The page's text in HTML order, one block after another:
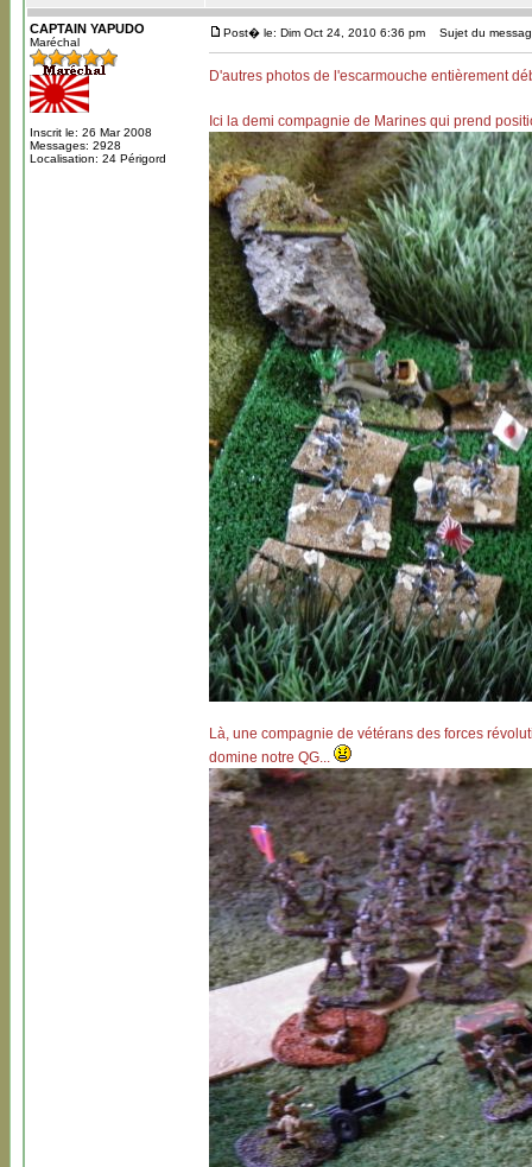
CAPTAIN YAPUDO
Maréchal
Inscrit le: 26 Mar 2008
Messages: 2928
Localisation: 24 Périgord
Post� le: Dim Oct 24, 2010 6:36 pm Sujet du
D'autres photos de l'escarmouche entièrement
Ici la demi compagnie de Marines qui prend
Là, une compagnie de vétérans des forces
domine notre QG...